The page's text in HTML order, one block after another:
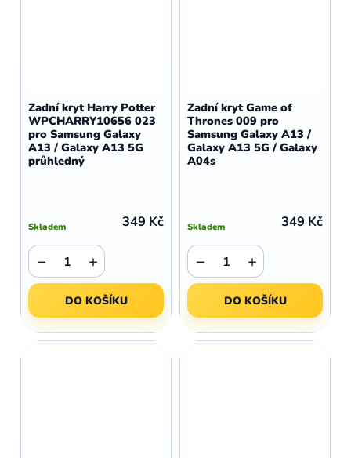
Zadní kryt Harry Potter
WPCHARRY10656 023
pro Samsung Galaxy
A13 / Galaxy A13 5G
průhledný
Skladem 349 Kč
+
−
DO KOŠÍKU
Zadní kryt Game of
Thrones 009 pro
Samsung Galaxy A13 /
Galaxy A13 5G / Galaxy
A04s
Skladem 349 Kč
+
−
DO KOŠÍKU